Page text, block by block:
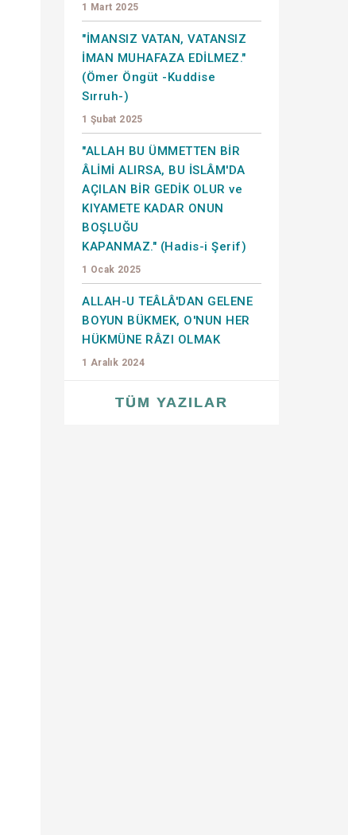
1 Mart 2025
"İMANSIZ VATAN, VATANSIZ
İMAN MUHAFAZA EDİLMEZ."
(Ömer Öngüt -Kuddise
Sırruh-)
1 Şubat 2025
"ALLAH BU ÜMMETTEN BİR
ÂLİMİ ALIRSA, BU İSLÂM'DA
AÇILAN BİR GEDİK OLUR ve
KIYAMETE KADAR ONUN
BOŞLUĞU
KAPANMAZ." (Hadis-i Şerif)
1 Ocak 2025
ALLAH-U TEÂLÂ'DAN GELENE
BOYUN BÜKMEK, O'NUN HER
HÜKMÜNE RÂZI OLMAK
1 Aralık 2024
TÜM YAZILAR